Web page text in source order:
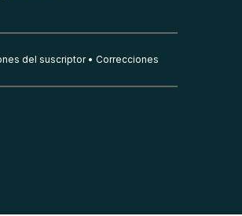
del suscriptor Correcciones